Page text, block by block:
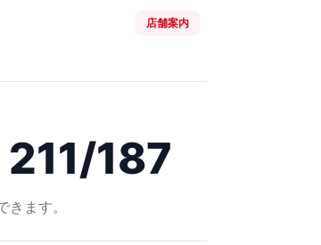
店舗案内
187
ます。